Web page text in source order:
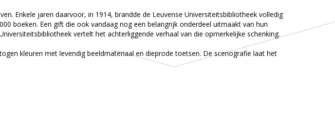
Enkele jaren daarvoor, in 1914, brandde de Leuvense Universiteitsbibliotheek volledig
boeken. Een gift die ook vandaag nog een belangrijk onderdeel uitmaakt van hun
vertelt het achterliggende verhaal van die opmerkelijke schenking.
kleuren met levendig beeldmateriaal en dieprode toetsen. De scenografie laat het